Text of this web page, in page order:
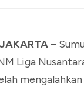
–
Liga